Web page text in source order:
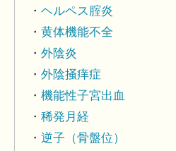
ヘルペス腟炎
黄体機能不全
外陰炎
外陰掻痒症
機能性子宮出血
稀発月経
逆子（骨盤位）